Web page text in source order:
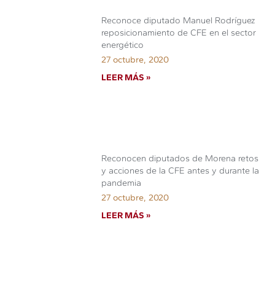
Reconoce diputado Manuel Rodríguez
reposicionamiento de CFE en el sector
energético
27 octubre, 2020
LEER MÁS »
Reconocen diputados de Morena retos
y acciones de la CFE antes y durante la
pandemia
27 octubre, 2020
LEER MÁS »